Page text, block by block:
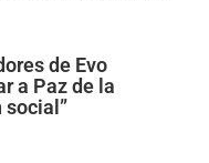
de Evo
a Paz de la
social”